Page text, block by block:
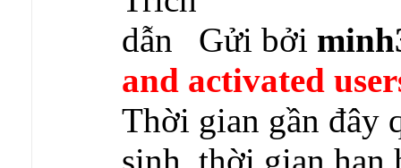
Gửi bởi
and activated
Thời gian gần đây